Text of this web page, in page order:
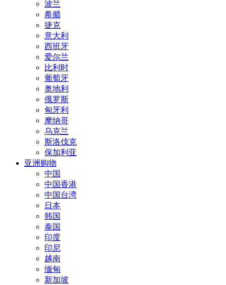
波兰
希腊
捷克
意大利
西班牙
爱尔兰
比利时
葡萄牙
奥地利
俄罗斯
匈牙利
摩纳哥
乌克兰
斯洛伐克
保加利亚
亚洲购物
中国
中国香港
中国台湾
日本
韩国
泰国
印度
印尼
越南
缅甸
新加坡